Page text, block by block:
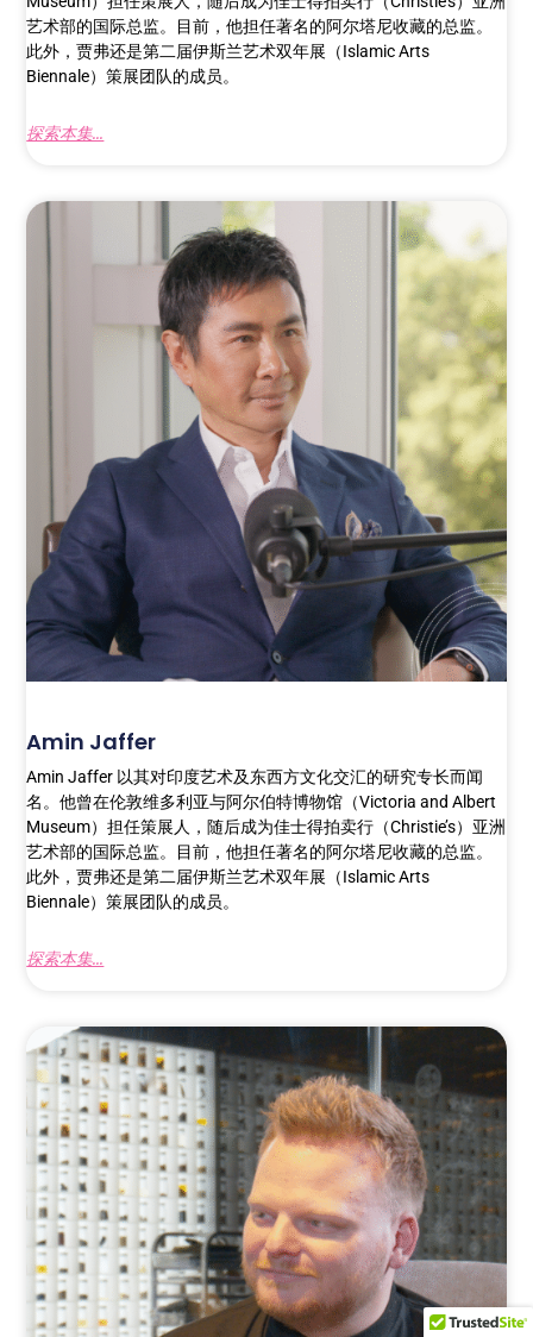
艺术部的国际总监。目前，他担任著名的阿尔塔尼收藏的总监。
此外，贾弗还是第二届伊斯兰艺术双年展（Islamic Arts
Biennale）策展团队的成员。
探索本集...
Amin Jaffer
Amin Jaffer 以其对印度艺术及东西方文化交汇的研究专长而闻
名。他曾在伦敦维多利亚与阿尔伯特博物馆（Victoria and Albert
Museum）担任策展人，随后成为佳士得拍卖行（Christie’s）亚洲
艺术部的国际总监。目前，他担任著名的阿尔塔尼收藏的总监。
此外，贾弗还是第二届伊斯兰艺术双年展（Islamic Arts
Biennale）策展团队的成员。
探索本集...